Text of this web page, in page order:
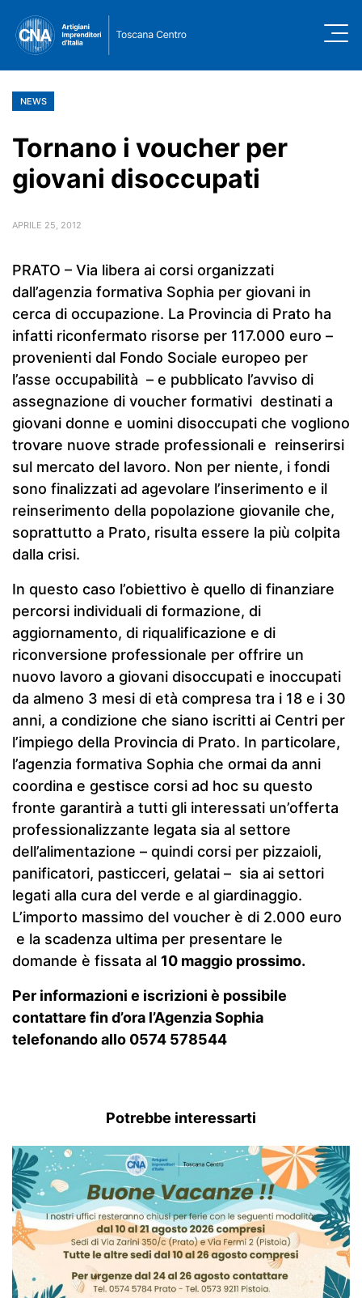
NEWS
Tornano i voucher per
giovani disoccupati
APRILE 25, 2012
PRATO – Via libera ai corsi organizzati
dall’agenzia formativa Sophia per giovani in
cerca di occupazione. La Provincia di Prato ha
infatti riconfermato risorse per 117.000 euro –
provenienti dal Fondo Sociale europeo per
l’asse occupabilità – e pubblicato l’avviso di
assegnazione di voucher formativi destinati a
giovani donne e uomini disoccupati che vogliono
trovare nuove strade professionali e reinserirsi
sul mercato del lavoro. Non per niente, i fondi
sono finalizzati ad agevolare l’inserimento e il
reinserimento della popolazione giovanile che,
soprattutto a Prato, risulta essere la più colpita
dalla crisi.
In questo caso l’obiettivo è quello di finanziare
percorsi individuali di formazione, di
aggiornamento, di riqualificazione e di
riconversione professionale per offrire un
nuovo lavoro a giovani disoccupati e inoccupati
da almeno 3 mesi di età compresa tra i 18 e i 30
anni, a condizione che siano iscritti ai Centri per
l’impiego della Provincia di Prato. In particolare,
l’agenzia formativa Sophia che ormai da anni
coordina e gestisce corsi ad hoc su questo
fronte garantirà a tutti gli interessati un’offerta
professionalizzante legata sia al settore
dell’alimentazione – quindi corsi per pizzaioli,
panificatori, pasticceri, gelatai – sia ai settori
legati alla cura del verde e al giardinaggio.
L’importo massimo del voucher è di 2.000 euro
e la scadenza ultima per presentare le
domande è fissata al 10 maggio prossimo.
Per informazioni e iscrizioni è possibile
contattare fin d’ora l’Agenzia Sophia
telefonando allo 0574 578544
Potrebbe interessarti